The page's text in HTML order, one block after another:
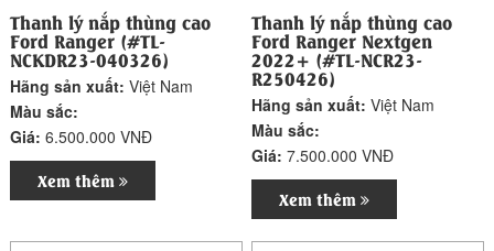
Thanh lý nắp thùng cao
Ford Ranger (#TL-
NCKDR23-040326)
Hãng sản xuất:Việt Nam
Màu sắc:
Giá:6.500.000 VNĐ
Xem thêm
Thanh lý nắp thùng cao
Ford Ranger Nextgen
2022+ (#TL-NCR23-
R250426)
Hãng sản xuất:Việt Nam
Màu sắc:
Giá:7.500.000 VNĐ
Xem thêm